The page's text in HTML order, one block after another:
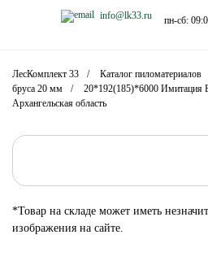
info@lk33.ru пн-сб:
ЛесКомплект 33 Каталог пиломатериалов
бруса 20 мм
20*192(185)*6000
Архангельская область
*Товар на складе может иметь
изображения на сайте.